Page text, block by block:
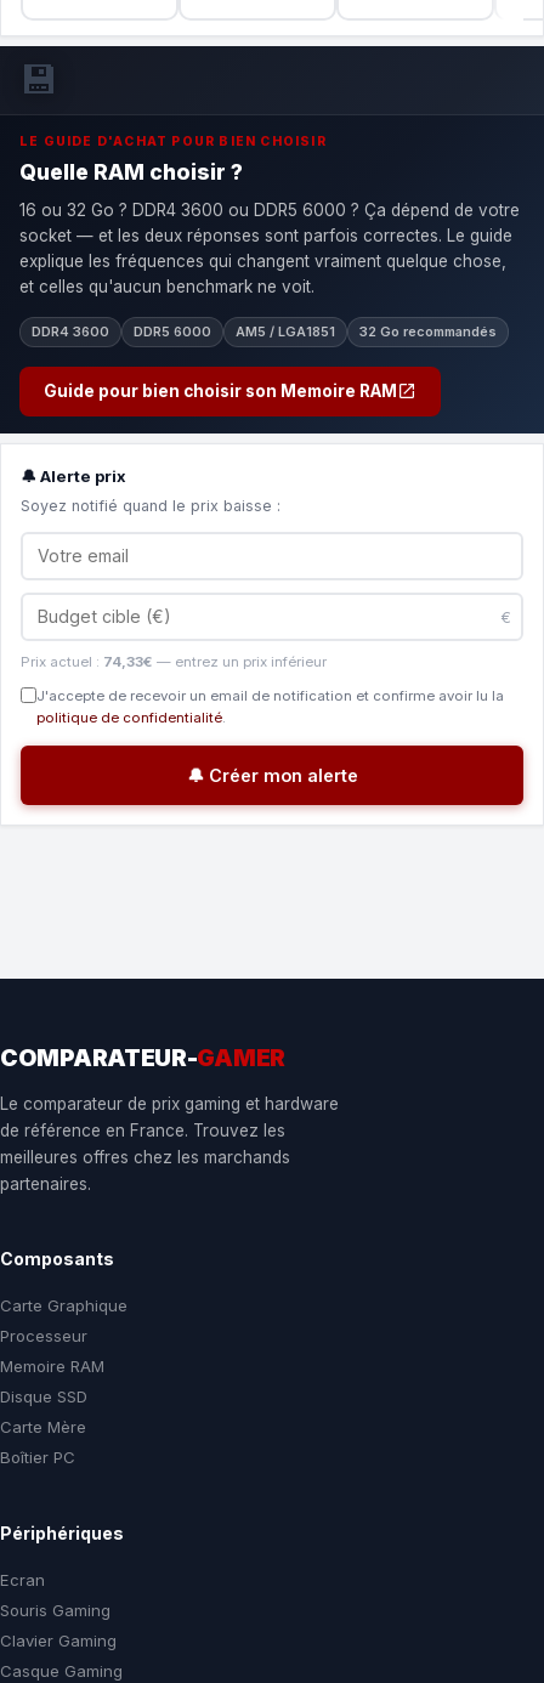
💾
LE GUIDE D'ACHAT POUR BIEN CHOISIR
Quelle RAM choisir ?
16 ou 32 Go ? DDR4 3600 ou DDR5 6000 ? Ça dépend de votre
socket — et les deux réponses sont parfois correctes. Le guide
explique les fréquences qui changent vraiment quelque chose,
et celles qu'aucun benchmark ne voit.
DDR4 3600 DDR5 6000 AM5 / LGA1851 32 Go recommandés
Guide pour bien choisir son Memoire RAM
🔔 Alerte prix
Soyez notifié quand le prix baisse :
€
Prix actuel : 74,33€ — entrez un prix inférieur
J'accepte de recevoir un email de notification et confirme avoir lu la
politique de confidentialité.
🔔 Créer mon alerte
COMPARATEUR-GAMER
Le comparateur de prix gaming et hardware
de référence en France. Trouvez les
meilleures offres chez les marchands
partenaires.
Composants
Carte Graphique
Processeur
Memoire RAM
Disque SSD
Carte Mère
Boîtier PC
Périphériques
Ecran
Souris Gaming
Clavier Gaming
Casque Gaming